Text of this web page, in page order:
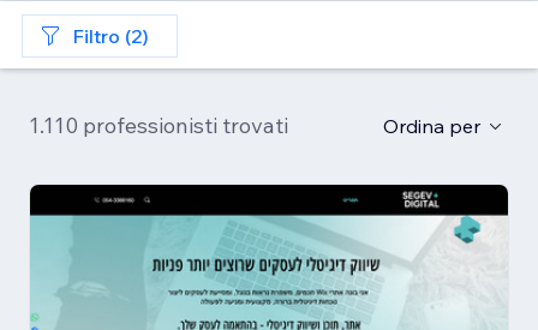
Filtro (2)
1.110 professionisti trovati Ordina per